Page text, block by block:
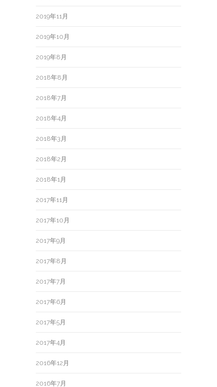
2019年11月
2019年10月
2019年8月
2018年8月
2018年7月
2018年4月
2018年3月
2018年2月
2018年1月
2017年11月
2017年10月
2017年9月
2017年8月
2017年7月
2017年6月
2017年5月
2017年4月
2016年12月
2016年7月